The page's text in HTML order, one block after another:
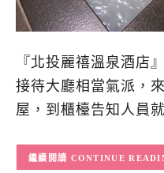
『北投麗禧溫泉酒店
接待大廳相當氣派，
屋，到櫃檯告知人員
CONTINUE